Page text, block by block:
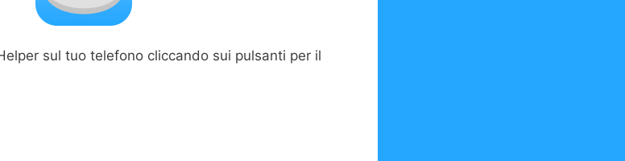
sul tuo telefono cliccando sui pulsanti per il